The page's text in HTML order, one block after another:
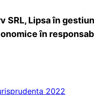
SRL, Lipsa în
în
2022